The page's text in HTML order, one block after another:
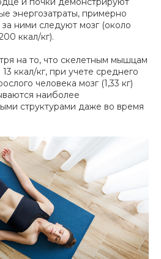
энергозатраты, примерно
ними следуют мозг (около
ккал/кг).
на то, что скелетным мышцам
ккал/кг, при учете среднего
человека мозг (1,33 кг)
наиболее
структурами даже во время